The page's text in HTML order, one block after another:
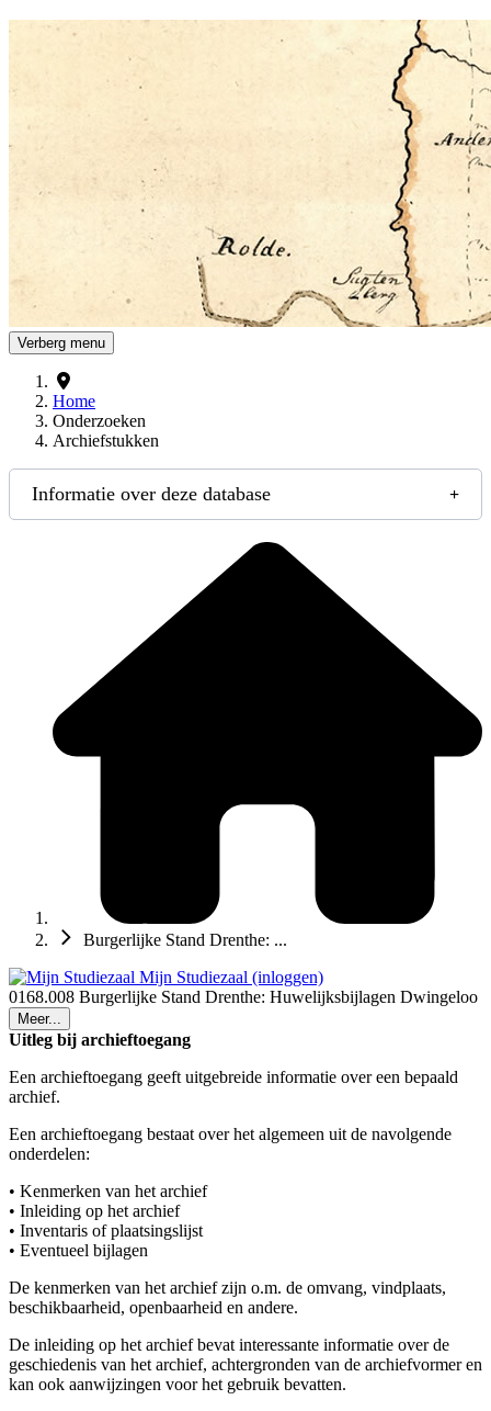
Drents Archief
Verberg menu
Home
Onderzoeken
Archiefstukken
Informatie over deze database
Burgerlijke Stand Drenthe: ...
Mijn Studiezaal (inloggen)
0168.008 Burgerlijke Stand Drenthe: Huwelijksbijlagen Dwingeloo
Meer...
Uitleg bij archieftoegang
Een archieftoegang geeft uitgebreide informatie over een bepaald
archief.
Een archieftoegang bestaat over het algemeen uit de navolgende
onderdelen:
• Kenmerken van het archief
• Inleiding op het archief
• Inventaris of plaatsingslijst
• Eventueel bijlagen
De kenmerken van het archief zijn o.m. de omvang, vindplaats,
beschikbaarheid, openbaarheid en andere.
De inleiding op het archief bevat interessante informatie over de
geschiedenis van het archief, achtergronden van de archiefvormer en
kan ook aanwijzingen voor het gebruik bevatten.